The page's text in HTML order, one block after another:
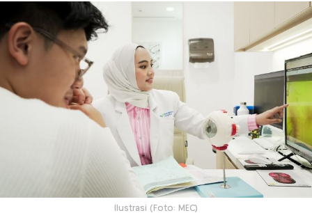
Ilustrasi (Foto: MEC)